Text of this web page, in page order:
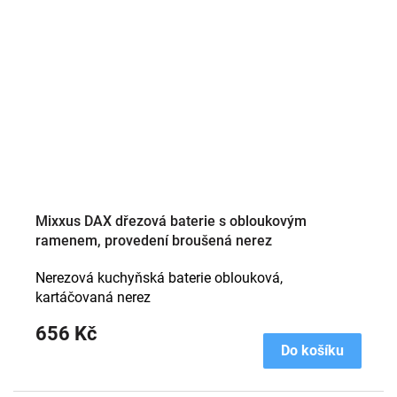
Mixxus DAX dřezová baterie s obloukovým
ramenem, provedení broušená nerez
656 Kč
Do košíku
Nerezová kuchyňská baterie oblouková,
kartáčovaná nerez